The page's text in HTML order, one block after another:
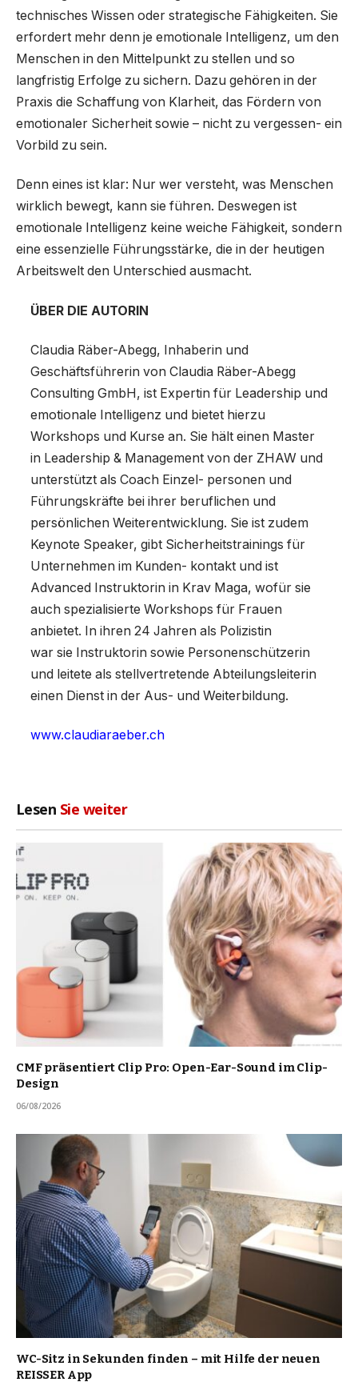
technisches Wissen oder strategische Fähigkeiten. Sie
erfordert mehr denn je emotionale Intelligenz, um den
Menschen in den Mittelpunkt zu stellen und so
langfristig Erfolge zu sichern. Dazu gehören in der
Praxis die Schaffung von Klarheit, das Fördern von
emotionaler Sicherheit sowie – nicht zu vergessen- ein
Vorbild zu sein.
Denn eines ist klar: Nur wer versteht, was Menschen
wirklich bewegt, kann sie führen. Deswegen ist
emotionale Intelligenz keine weiche Fähigkeit, sondern
eine essenzielle Führungsstärke, die in der heutigen
Arbeitswelt den Unterschied ausmacht.
ÜBER DIE AUTORIN
Claudia Räber-Abegg, Inhaberin und
Geschäftsführerin von Claudia Räber-Abegg
Consulting GmbH, ist Expertin für Leadership und
emotionale Intelligenz und bietet hierzu
Workshops und Kurse an. Sie hält einen Master
in Leadership & Management von der ZHAW und
unterstützt als Coach Einzel- personen und
Führungskräfte bei ihrer beruflichen und
persönlichen Weiterentwicklung. Sie ist zudem
Keynote Speaker, gibt Sicherheitstrainings für
Unternehmen im Kunden- kontakt und ist
Advanced Instruktorin in Krav Maga, wofür sie
auch spezialisierte Workshops für Frauen
anbietet. In ihren 24 Jahren als Polizistin
war sie Instruktorin sowie Personenschützerin
und leitete als stellvertretende Abteilungsleiterin
einen Dienst in der Aus- und Weiterbildung.
www.claudiaraeber.ch
Lesen Sie weiter
CMF präsentiert Clip Pro: Open-Ear-Sound im Clip-
Design
06/08/2026
WC-Sitz in Sekunden finden – mit Hilfe der neuen
REISSER App